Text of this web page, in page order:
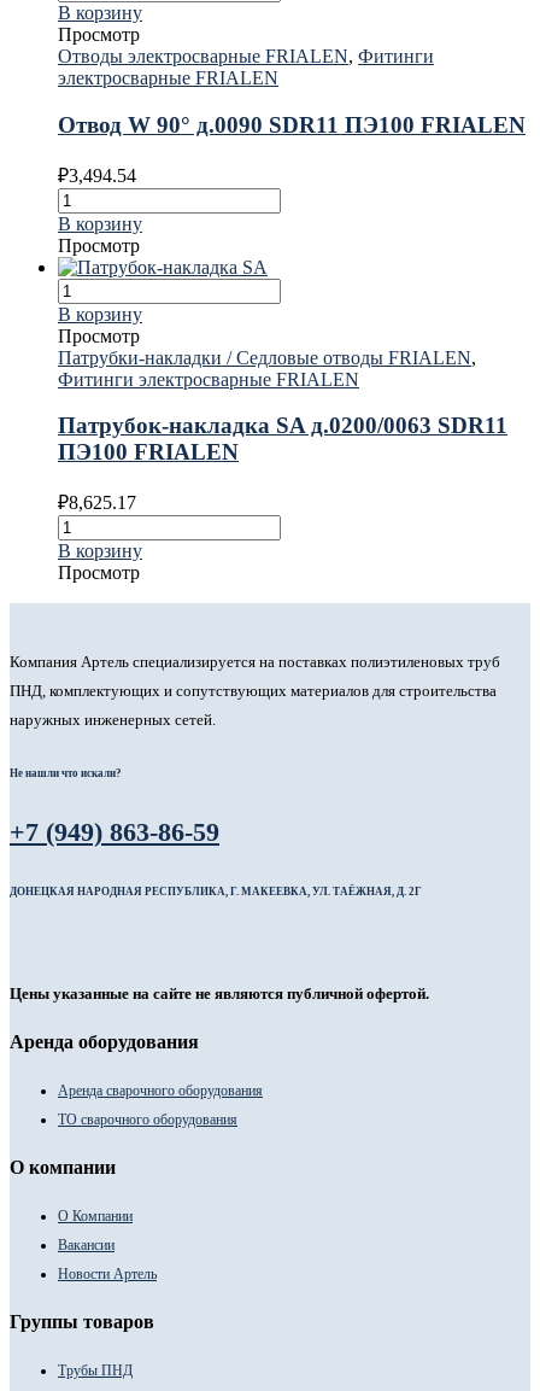
В корзину
Просмотр
Отводы электросварные FRIALEN, Фитинги
электросварные FRIALEN
Отвод W 90° д.0090 SDR11 ПЭ100 FRIALEN
₽3,494.54
В корзину
Просмотр
В корзину
Просмотр
Патрубки-накладки / Седловые отводы FRIALEN,
Фитинги электросварные FRIALEN
Патрубок-накладка SA д.0200/0063 SDR11
ПЭ100 FRIALEN
₽8,625.17
В корзину
Просмотр
Компания Артель специализируется на поставках полиэтиленовых труб
ПНД, комплектующих и сопутствующих материалов для строительства
наружных инженерных сетей.
Не нашли что искали?
+7 (949) 863-86-59
ДОНЕЦКАЯ НАРОДНАЯ РЕСПУБЛИКА, Г. МАКЕЕВКА, УЛ. ТАЁЖНАЯ, Д. 2Г
Цены указанные на сайте не являются публичной офертой.
Аренда оборудования
Аренда сварочного оборудования
ТО сварочного оборудования
О компании
О Компании
Вакансии
Новости Артель
Группы товаров
Трубы ПНД